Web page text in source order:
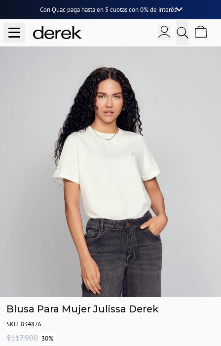
Con Quac paga hasta en 5 cuotascon0% de interés
Blusa Para Mujer Julissa Derek
SKU: 834876
$117.900 30%